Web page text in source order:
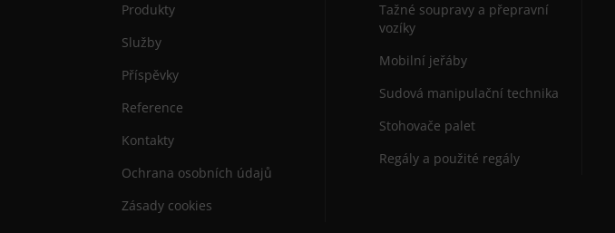
Produkty
Služby
Příspěvky
Reference
Kontakty
Ochrana osobních údajů
Zásady cookies
Tažné soupravy a přepravní
vozíky
Mobilní jeřáby
Sudová manipulační technika
Stohovače palet
Regály a použité regály